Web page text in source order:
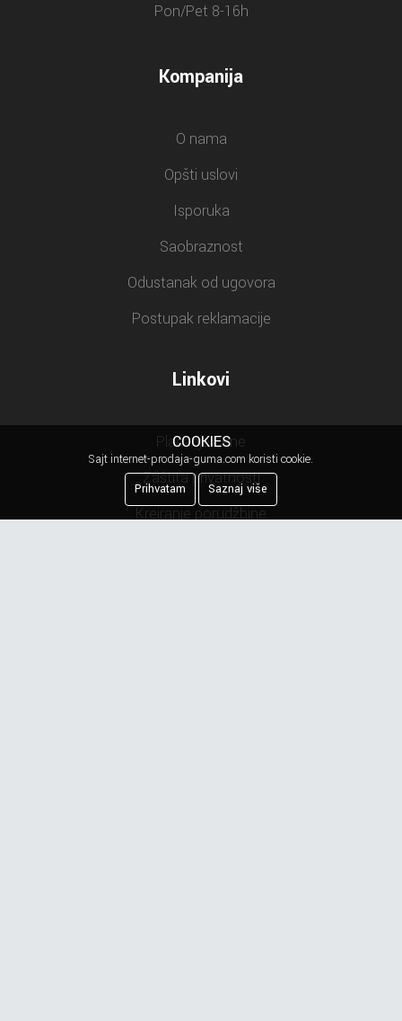
Pon/Pet 8-16h
Kompanija
O nama
Opšti uslovi
Isporuka
Saobraznost
Odustanak od ugovora
Postupak reklamacije
Linkovi
Plaćanje cene
Zaštita privatnosti
Kreiranje porudžbine
COOKIES
Sajt internet-prodaja-guma.com koristi cookie.
Prihvatam
Saznaj više